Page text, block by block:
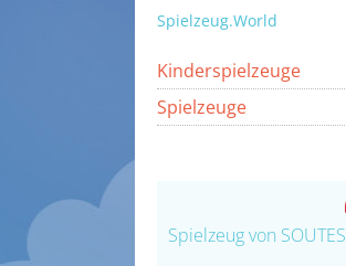
Spielzeug.World
Kinderspielzeuge
Spielzeuge
Spielzeug von SOUTES